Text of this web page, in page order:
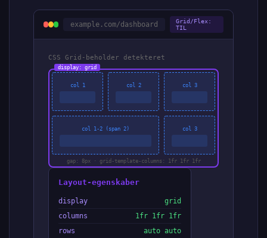
example.com/dashboard
Grid/Flex:
TIL
CSS Grid-beholder detekteret
display: grid
col 1 col 2 col 3
col 1-2 (span 2) col 3
gap: 8px · grid-template-columns: 1fr 1fr 1fr
Layout-egenskaber
display
grid
columns
1fr 1fr 1fr
rows
auto auto